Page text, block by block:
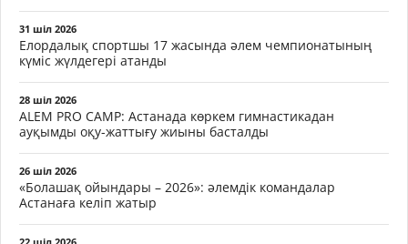
31 шіл 2026
Елордалық спортшы 17 жасында әлем чемпионатының
күміс жүлдегері атанды
28 шіл 2026
ALEM PRO CAMP: Астанада көркем гимнастикадан
ауқымды оқу-жаттығу жиыны басталды
26 шіл 2026
«Болашақ ойындары – 2026»: әлемдік командалар
Астанаға келіп жатыр